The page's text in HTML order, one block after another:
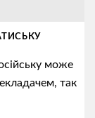
може
так